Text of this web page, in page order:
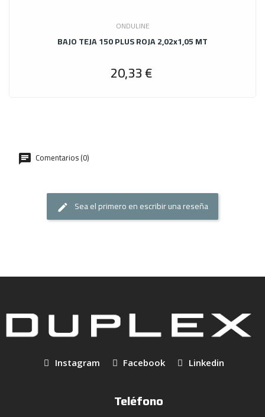
ONDULINE
BAJO TEJA 150 PLUS ROJA 2,02x1,05 MT
20,33 €
Comentarios (0)
Sea el primero en escribir una reseña
Instagram Facebook Linkedin
Teléfono